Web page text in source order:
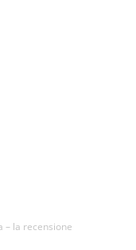
– la recensione